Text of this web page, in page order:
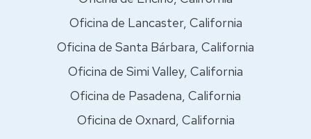
Oficina de Lancaster, California
Oficina de Santa Bárbara, California
Oficina de Simi Valley, California
Oficina de Pasadena, California
Oficina de Oxnard, California